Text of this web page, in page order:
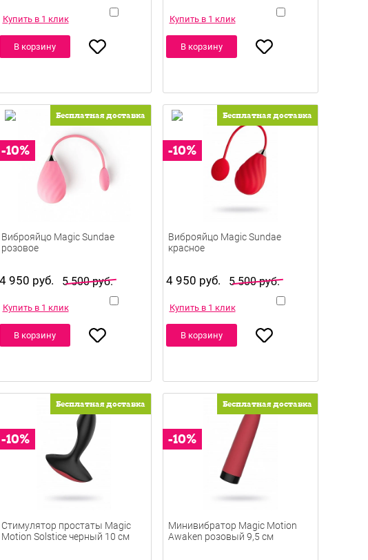
Купить в 1 клик
В корзину
Купить в 1 клик
В корзину
Бесплатная доставка
4 950 руб. 5 500 руб.
Купить в 1 клик
В корзину
Бесплатная доставка
4 950 руб. 5 500 руб.
Купить в 1 клик
В корзину
Бесплатная доставка Бесплатная доставка